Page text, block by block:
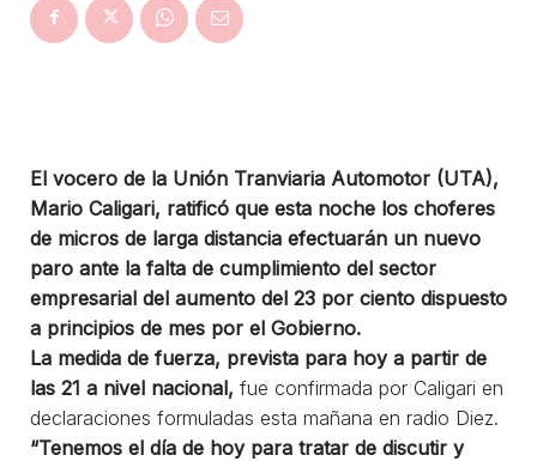
El vocero de la Unión Tranviaria Automotor (UTA),
Mario Caligari, ratificó que esta noche los choferes
de micros de larga distancia efectuarán un nuevo
paro ante la falta de cumplimiento del sector
empresarial del aumento del 23 por ciento dispuesto
a principios de mes por el Gobierno.
La medida de fuerza, prevista para hoy a partir de
las 21 a nivel nacional, fue confirmada por Caligari en
declaraciones formuladas esta mañana en radio Diez.
“Tenemos el día de hoy para tratar de discutir y